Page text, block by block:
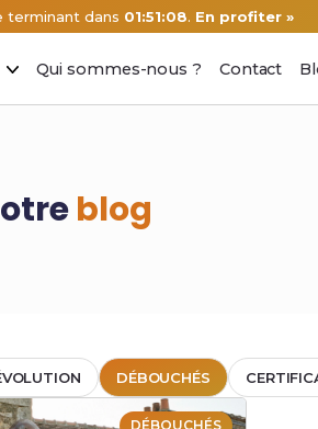
terminant dans 01:51:08. En profiter »
Qui sommes-nous ? Contact
blog
DÉBOUCHÉS
DÉBOUCHÉS